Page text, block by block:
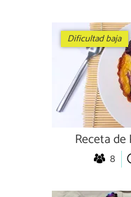
Dificultad baja
Receta
8